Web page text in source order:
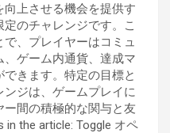
上させる機会を提供す
のチャレンジです。こ
、プレイヤーはコミュ
ゲーム内通貨、達成マ
きます。特定の目標と
ジは、ゲームプレイに
間の積極的な関与と友
in the article: Toggle オペ